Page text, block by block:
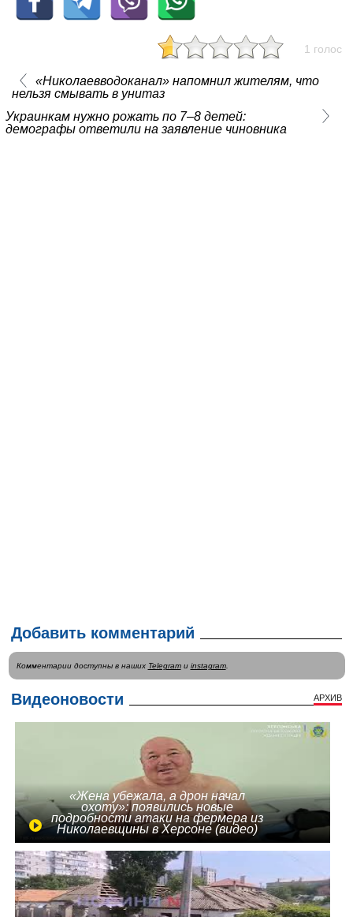
1 голос
«Николаевводоканал» напомнил жителям, что
нельзя смывать в унитаз
Украинкам нужно рожать по 7–8 детей:
демографы ответили на заявление чиновника
Добавить комментарий
Комментарии доступны в наших Telegramи instagram.
Видеоновости АРХИВ
«Жена убежала, а дрон начал
охоту»: появились новые
подробности атаки на фермера из
Николаевщины в Херсоне (видео)